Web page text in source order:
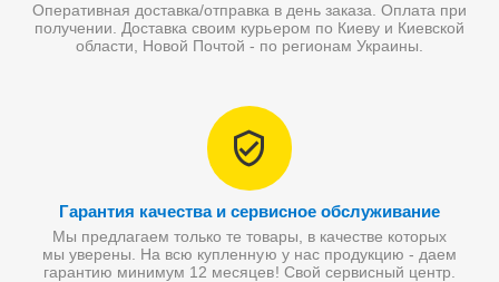
Оперативная доставка/отправка в день заказа. Оплата при
получении. Доставка своим курьером по Киеву и Киевской
области, Новой Почтой - по регионам Украины.
Гарантия качества и сервисное обслуживание
Мы предлагаем только те товары, в качестве которых
мы уверены. На всю купленную у нас продукцию - даем
гарантию минимум 12 месяцев! Свой сервисный центр.